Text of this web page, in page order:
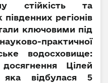
стійкість та
регіонів
ключовими під
практичної
водосховище:
Цілей
яка відбулася 5